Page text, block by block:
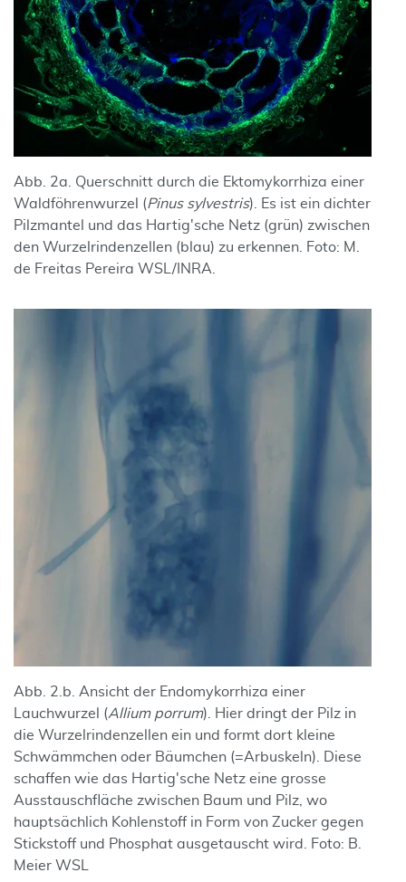
Abb. 2a. Querschnitt durch die Ektomykorrhiza einer
Waldföhrenwurzel (Pinus sylvestris). Es ist ein dichter
Pilzmantel und das Hartig'sche Netz (grün) zwischen
den Wurzelrindenzellen (blau) zu erkennen. Foto: M.
de Freitas Pereira WSL/INRA.
Abb. 2.b. Ansicht der Endomykorrhiza einer
Lauchwurzel (Allium porrum). Hier dringt der Pilz in
die Wurzelrindenzellen ein und formt dort kleine
Schwämmchen oder Bäumchen (=Arbuskeln). Diese
schaffen wie das Hartig'sche Netz eine grosse
Ausstauschfläche zwischen Baum und Pilz, wo
hauptsächlich Kohlenstoff in Form von Zucker gegen
Stickstoff und Phosphat ausgetauscht wird. Foto: B.
Meier WSL